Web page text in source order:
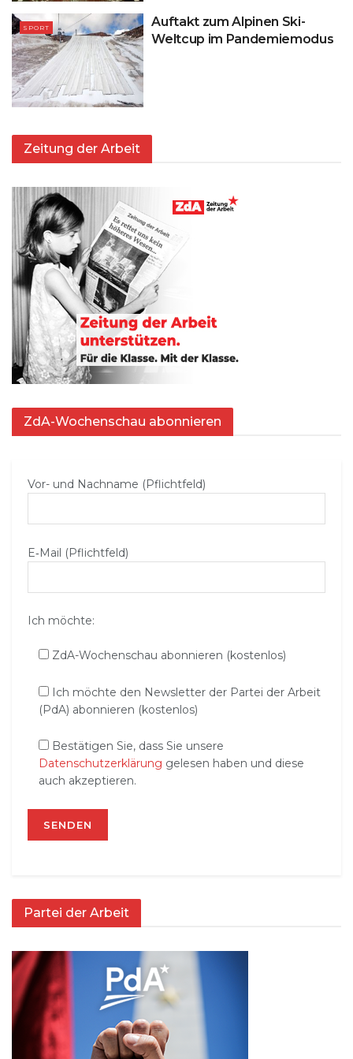
SPORT
Auftakt zum Alpinen Ski-
Weltcup im Pandemiemodus
Zeitung der Arbeit
ZdA-Wochenschau abonnieren
Vor- und Nachname (Pflichtfeld)
E‑Mail (Pflichtfeld)
Ich möchte:
ZdA-Wochenschau abonnieren (kostenlos)
Ich möchte den Newsletter der Partei der Arbeit
(PdA) abonnieren (kostenlos)
Bestätigen Sie, dass Sie unsere
Datenschutzerklärung gelesen haben und diese
auch akzeptieren.
Partei der Arbeit